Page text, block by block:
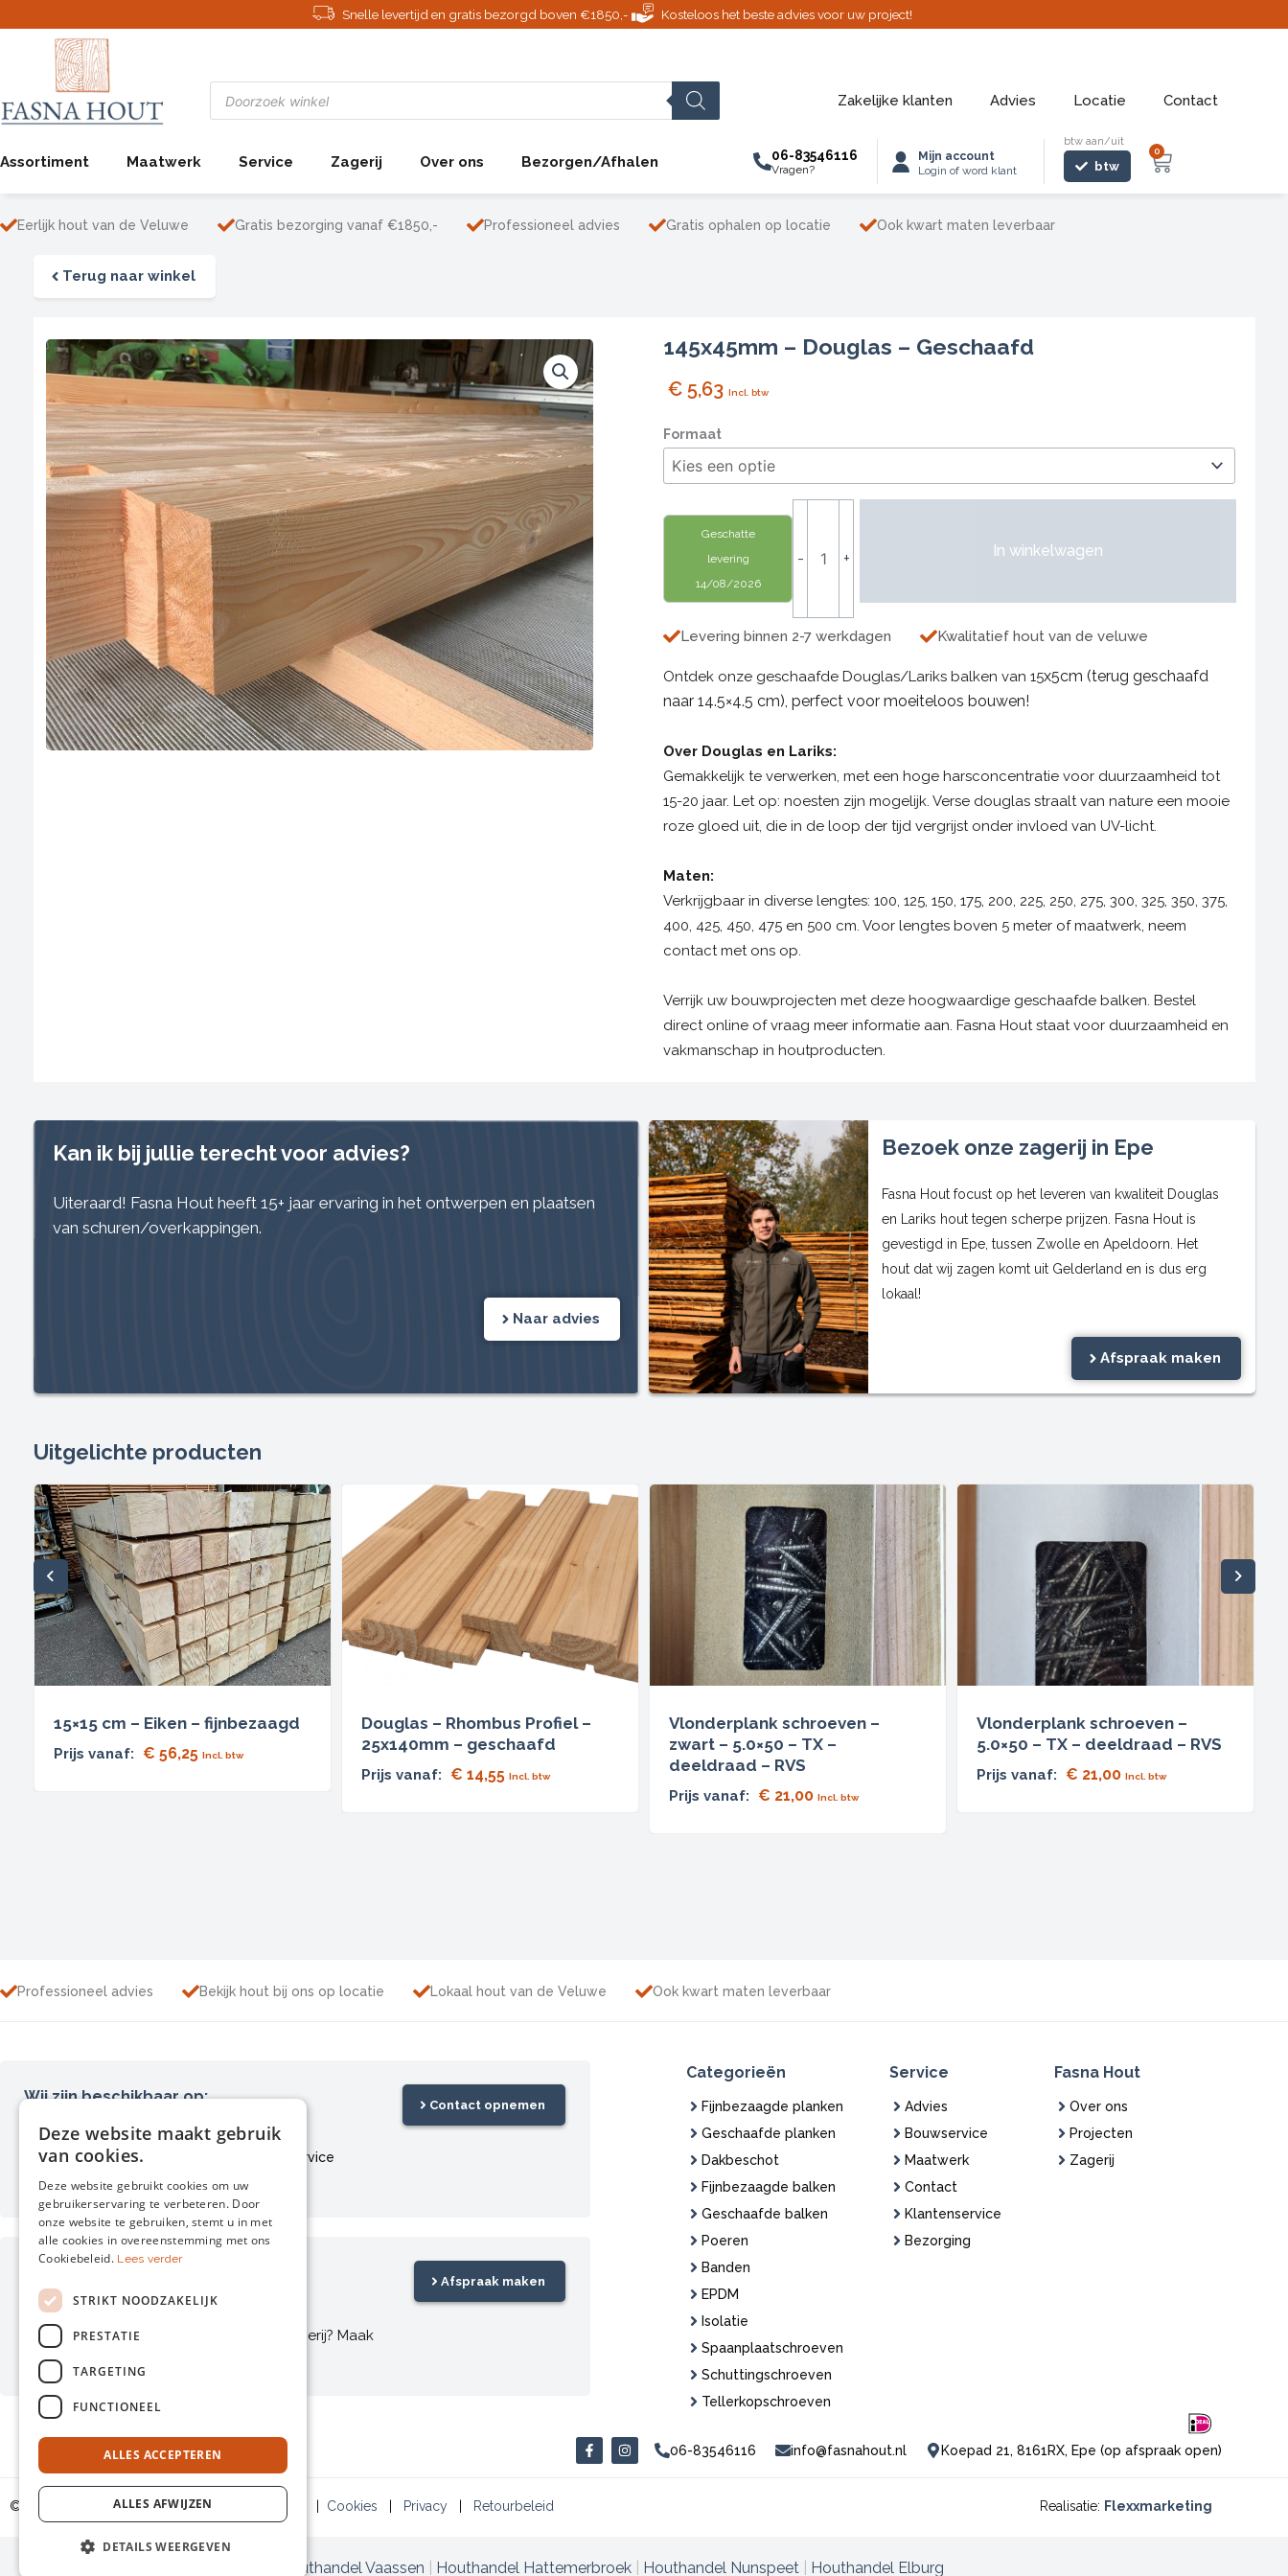
Snelle levertijd en gratis bezorgd boven €1850,- Kosteloos het beste advies voor uw project!
Producten
zoeken
Zakelijke klanten Advies Locatie Contact
Assortiment Maatwerk Service Zagerij Over ons Bezorgen/Afhalen 06-83546116
Vragen?
Mijn account
Login of word klant
btw aan/uit
btw
0
Eerlijk hout van de Veluwe Gratis bezorging vanaf €1850,- Professioneel advies Gratis ophalen op locatie Ook kwart maten leverbaar
Terug naar winkel
145x45mm – Douglas – Geschaafd
€ 5,63 Incl. btw
Formaat
Geschatte
levering
14/08/2026
-
-
Douglas
-
aantal
+ In winkelwagen
Levering binnen 2-7 werkdagen Kwalitatief hout van de veluwe
Ontdek onze geschaafde Douglas/Lariks balken van 15x5cm (terug geschaafd
naar 14.5×4.5 cm), perfect voor moeiteloos bouwen!
Over Douglas en Lariks:
Gemakkelijk te verwerken, met een hoge harsconcentratie voor duurzaamheid tot
15-20 jaar. Let op: noesten zijn mogelijk. Verse douglas straalt van nature een mooie
roze gloed uit, die in de loop der tijd vergrijst onder invloed van UV-licht.
Maten:
Verkrijgbaar in diverse lengtes: 100, 125, 150, 175, 200, 225, 250, 275, 300, 325, 350, 375,
400, 425, 450, 475 en 500 cm. Voor lengtes boven 5 meter of maatwerk, neem
contact met ons op.
Verrijk uw bouwprojecten met deze hoogwaardige geschaafde balken. Bestel
direct online of vraag meer informatie aan. Fasna Hout staat voor duurzaamheid en
vakmanschap in houtproducten.
Kan ik bij jullie terecht voor advies?
Uiteraard! Fasna Hout heeft 15+ jaar ervaring in het ontwerpen en plaatsen
van schuren/overkappingen.
Naar advies
Bezoek onze zagerij in Epe
Fasna Hout focust op het leveren van kwaliteit Douglas
en Lariks hout tegen scherpe prijzen. Fasna Hout is
gevestigd in Epe, tussen Zwolle en Apeldoorn. Het
hout dat wij zagen komt uit Gelderland en is dus erg
lokaal!
Afspraak maken
Uitgelichte producten
15×15 cm – Eiken – fijnbezaagd
Prijs vanaf: € 56,25 Incl. btw
Douglas – Rhombus Profiel –
25x140mm – geschaafd
Prijs vanaf: € 14,55 Incl. btw
Vlonderplank schroeven –
zwart – 5.0×50 – TX –
deeldraad – RVS
Prijs vanaf: € 21,00 Incl. btw
Vlonderplank schroeven –
5.0×50 – TX – deeldraad – RVS
Prijs vanaf: € 21,00 Incl. btw
Professioneel advies Bekijk hout bij ons op locatie Lokaal hout van de Veluwe Ook kwart maten leverbaar
Wij zijn beschikbaar op:
Afhalen
Retourneren
Klantenservice
Bezorgen
Contact opnemen
Maak een afspraak
Wilt u het hout bekijken bij ons op de zagerij? Maak
dan eerst een afspraak.
Afspraak maken
Categorieën
Fijnbezaagde planken
Geschaafde planken
Dakbeschot
Fijnbezaagde balken
Geschaafde balken
Poeren
Banden
EPDM
Isolatie
Spaanplaatschroeven
Schuttingschroeven
Tellerkopschroeven
Service
Advies
Bouwservice
Maatwerk
Contact
Klantenservice
Bezorging
Fasna Hout
Over ons
Projecten
Zagerij
F
a
f
I
n
06-83546116 info@fasnahout.nl Koepad 21, 8161RX, Epe (op afspraak open)
© Fasna Hout 2024 |Algemene voorwaarden | Cookies | Privacy | Retourbeleid Realisatie: Flexxmarketing
Houthandel Vaassen Houthandel Hattemerbroek| Houthandel Nunspeet| Houthandel Elburg
Deze website maakt gebruik
van cookies.
Deze website gebruikt cookies om uw
gebruikerservaring te verbeteren. Door
onze website te gebruiken, stemt u in met
alle cookies in overeenstemming met ons
Cookiebeleid. Lees verder
STRIKT NOODZAKELIJK
PRESTATIE
TARGETING
FUNCTIONEEL
ALLES ACCEPTEREN
ALLES AFWIJZEN
DETAILS WEERGEVEN